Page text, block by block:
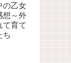
の乙女
想～外
て育て
ち